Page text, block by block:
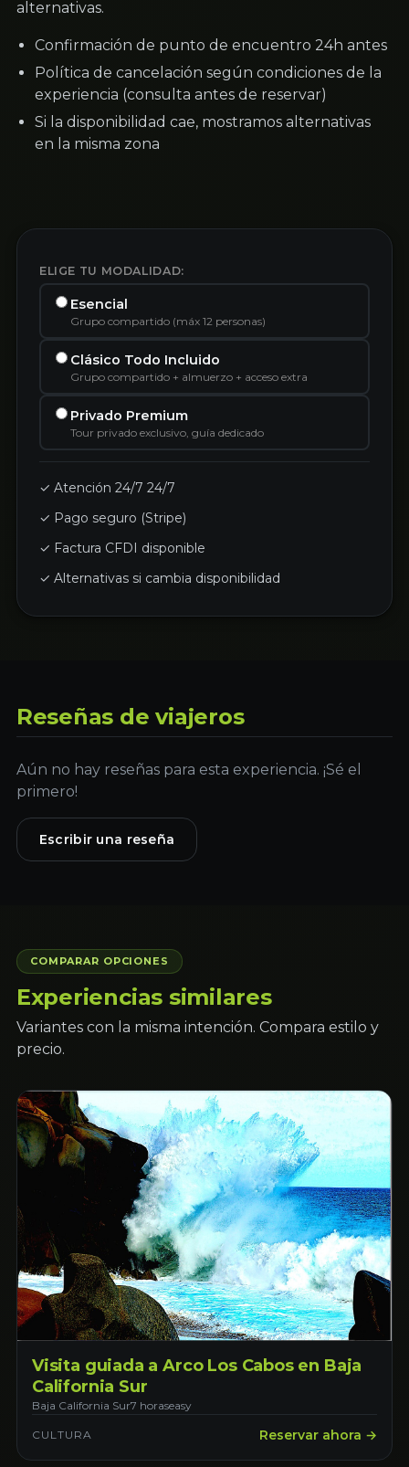
alternativas.
Confirmación de punto de encuentro 24h antes
Política de cancelación según condiciones de la
experiencia (consulta antes de reservar)
Si la disponibilidad cae, mostramos alternativas
en la misma zona
ELIGE TU MODALIDAD:
Esencial
Grupo compartido (máx 12 personas)
Clásico Todo Incluido
Grupo compartido + almuerzo + acceso extra
Privado Premium
Tour privado exclusivo, guía dedicado
✓ Atención 24/7 24/7
✓ Pago seguro (Stripe)
✓ Factura CFDI disponible
✓ Alternativas si cambia disponibilidad
Reseñas de viajeros
Aún no hay reseñas para esta experiencia. ¡Sé el
primero!
Escribir una reseña
COMPARAR OPCIONES
Experiencias similares
Variantes con la misma intención. Compara estilo y
precio.
Visita guiada a Arco Los Cabos en Baja
California Sur
Baja California Sur7 horaseasy
CULTURA Reservar ahora →